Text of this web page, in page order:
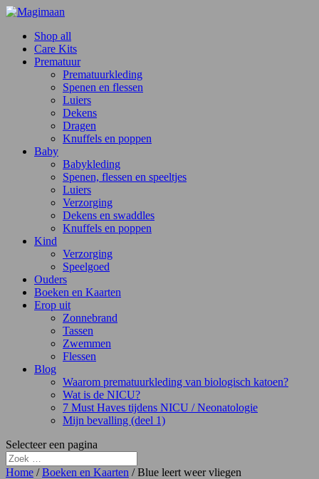
Shop all
Care Kits
Prematuur
Prematuurkleding
Spenen en flessen
Luiers
Dekens
Dragen
Knuffels en poppen
Baby
Babykleding
Spenen, flessen en speeltjes
Luiers
Verzorging
Dekens en swaddles
Knuffels en poppen
Kind
Verzorging
Speelgoed
Ouders
Boeken en Kaarten
Erop uit
Zonnebrand
Tassen
Zwemmen
Flessen
Blog
Waarom prematuurkleding van biologisch katoen?
Wat is de NICU?
7 Must Haves tijdens NICU / Neonatologie
Mijn bevalling (deel 1)
Selecteer een pagina
Home /Boeken en Kaarten / Blue leert weer vliegen